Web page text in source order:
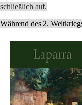
schließlich auf.
Während des 2.